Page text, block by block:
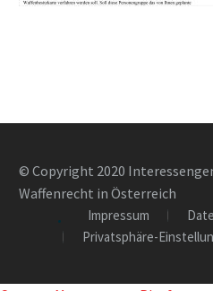
© Copyright 2020
Waffenrecht in Österreich
Impressum
Privatsphäre-